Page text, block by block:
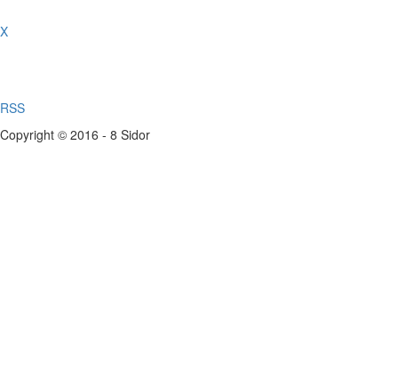
X
RSS
Copyright © 2016 - 8 Sidor